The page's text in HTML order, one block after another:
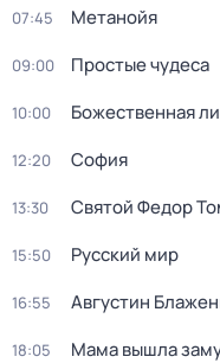
07:45 Метанойя
09:00 Простые чудеса
10:00 Божественная
12:20 София
13:30 Святой Федор
15:50 Русский мир
16:55 Августин
18:05 Мама вышла